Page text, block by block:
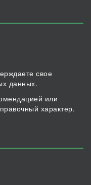
свое
данных.
или
характер.